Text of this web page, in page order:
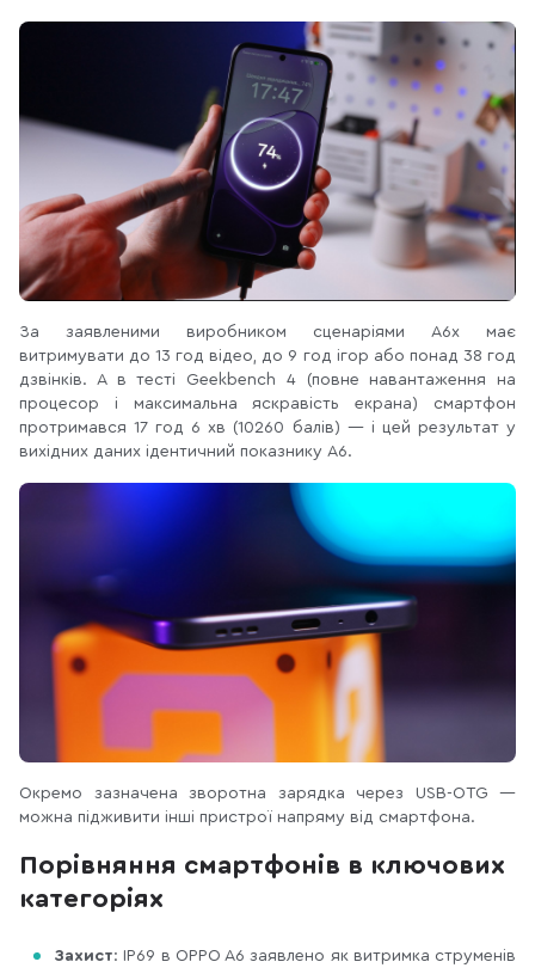
За заявленими виробником сценаріями A6x має
витримувати до 13 год відео, до 9 год ігор або понад 38 год
дзвінків. А в тесті Geekbench 4 (повне навантаження на
процесор і максимальна яскравість екрана) смартфон
протримався 17 год 6 хв (10260 балів) — і цей результат у
вихідних даних ідентичний показнику A6.
Окремо зазначена зворотна зарядка через USB-OTG —
можна підживити інші пристрої напряму від смартфона.
Порівняння смартфонів в ключових
категоріях
Захист: IP69 в OPPO A6 заявлено як витримка струменів